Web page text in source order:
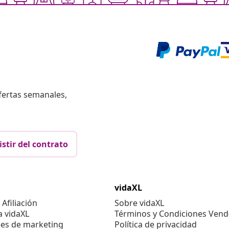
semanales,
del contrato
vidaXL
de marketing
vidaXL
Sobre vidaXL
Términos y Condiciones
Política de privacidad